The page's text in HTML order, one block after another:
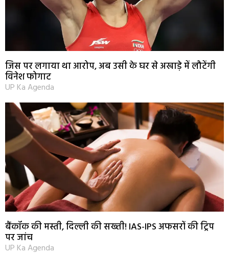
जिस पर लगाया था आरोप, अब उसी के घर से अखाड़े में लौटेंगी
विनेश फोगाट
UP Ka Agenda
बैंकॉक की मस्ती, दिल्ली की सख्ती! IAS-IPS अफसरों की ट्रिप
पर जांच
UP Ka Agenda